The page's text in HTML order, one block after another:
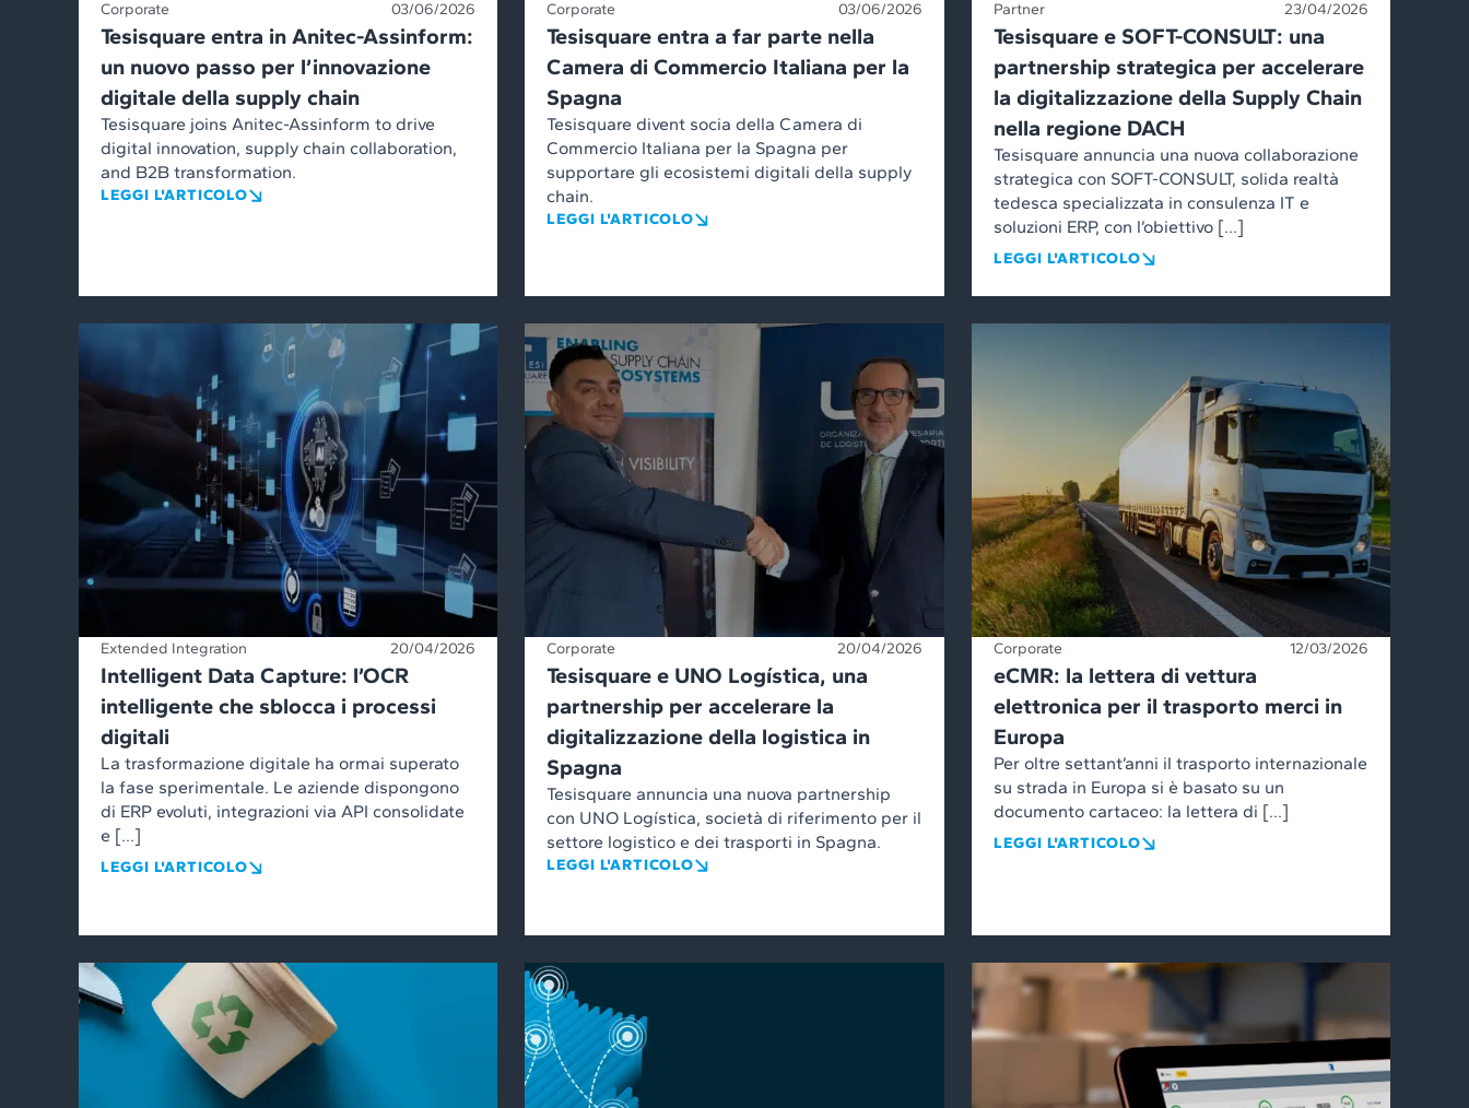
Corporate 03/06/2026
Tesisquare entra in Anitec-Assinform:
un nuovo passo per l’innovazione
digitale della supply chain
Tesisquare joins Anitec-Assinform to drive
digital innovation, supply chain collaboration,
and B2B transformation.
LEGGI L'ARTICOLO
Corporate 03/06/2026
Tesisquare entra a far parte nella
Camera di Commercio Italiana per la
Spagna
Tesisquare divent socia della Camera di
Commercio Italiana per la Spagna per
supportare gli ecosistemi digitali della supply
chain.
LEGGI L'ARTICOLO
Partner 23/04/2026
Tesisquare e SOFT-CONSULT: una
partnership strategica per accelerare
la digitalizzazione della Supply Chain
nella regione DACH
Tesisquare annuncia una nuova collaborazione
strategica con SOFT-CONSULT, solida realtà
tedesca specializzata in consulenza IT e
soluzioni ERP, con l’obiettivo […]
LEGGI L'ARTICOLO
Extended Integration 20/04/2026
Intelligent Data Capture: l’OCR
intelligente che sblocca i processi
digitali
La trasformazione digitale ha ormai superato
la fase sperimentale. Le aziende dispongono
di ERP evoluti, integrazioni via API consolidate
e […]
LEGGI L'ARTICOLO
Corporate 20/04/2026
Tesisquare e UNO Logística, una
partnership per accelerare la
digitalizzazione della logistica in
Spagna
Tesisquare annuncia una nuova partnership
con UNO Logística, società di riferimento per il
settore logistico e dei trasporti in Spagna.
LEGGI L'ARTICOLO
Corporate 12/03/2026
eCMR: la lettera di vettura
elettronica per il trasporto merci in
Europa
Per oltre settant’anni il trasporto internazionale
su strada in Europa si è basato su un
documento cartaceo: la lettera di […]
LEGGI L'ARTICOLO